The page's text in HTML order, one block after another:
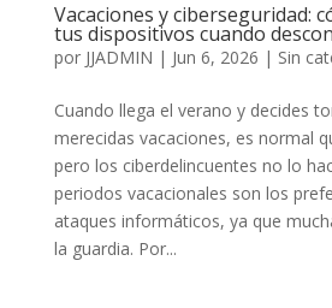
Vacaciones y ciberseguridad:
tus dispositivos cuando
por JJADMIN | Jun 6, 2026 | Sin
Cuando llega el verano y decides
merecidas vacaciones, es normal
pero los ciberdelincuentes no lo
periodos vacacionales son los
ataques informáticos, ya que
la guardia. Por...